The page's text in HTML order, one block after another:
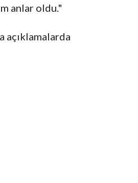
anlar oldu."
açıklamalarda